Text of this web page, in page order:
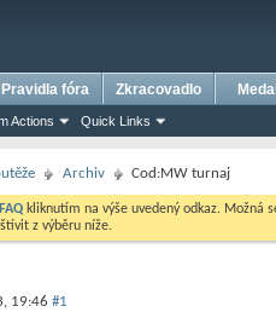
Actions Quick Links
Pravidla fóra Zkracovadlo
Archiv Cod:MW turnaj
FAQ kliknutím na výše uvedený odkaz. Možná
z výběru níže.
19:46 #1